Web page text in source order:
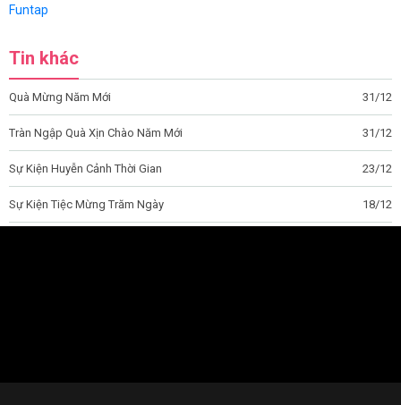
Funtap
Tin khác
Quà Mừng Năm Mới 31/12
Tràn Ngập Quà Xịn Chào Năm Mới 31/12
Sự Kiện Huyễn Cảnh Thời Gian 23/12
Sự Kiện Tiệc Mừng Trăm Ngày 18/12